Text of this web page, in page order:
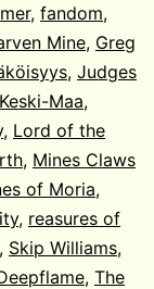
, fandom,
Mine, Greg
, Judges
Keski-Maa,
, Lord of the
, Mines Claws
of Moria,
, reasures of
, Skip Williams,
, The